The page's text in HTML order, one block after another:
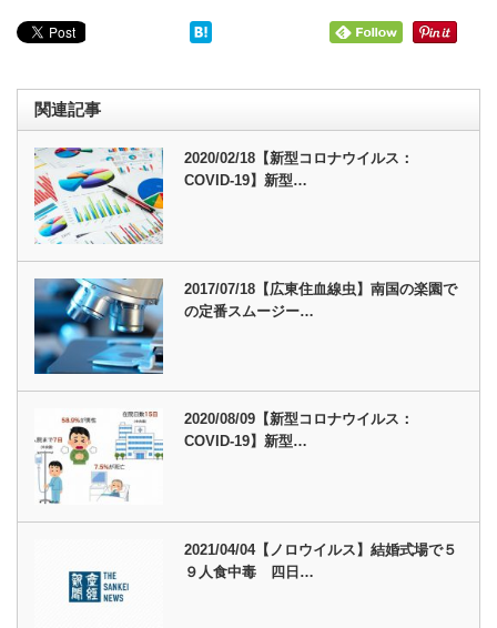
関連記事
2020/02/18【新型コロナウイルス：
COVID-19】新型…
2017/07/18【広東住血線虫】南国の楽園で
の定番スムージー…
2020/08/09【新型コロナウイルス：
COVID-19】新型…
2021/04/04【ノロウイルス】結婚式場で５
９人食中毒 四日…